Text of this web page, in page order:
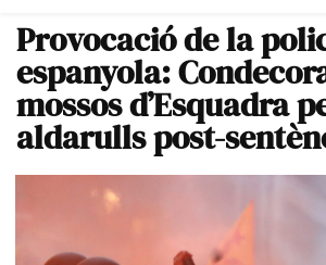
Provocació de la
espanyola:
mossos d’Esquadra
aldarulls post-